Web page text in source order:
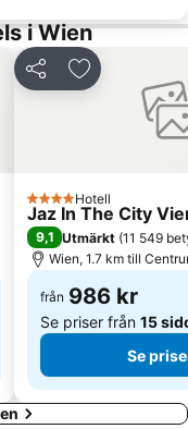
Stadthalle
Stadion
Hauptstraße
tågstation
City Tours - Tour 1
i Wien
Dela Lägg till i
4 Stjärnor
Hotell
Jaz In The City
9,1 Utmärkt (11 549
Wien, 1.7 km till
från 986 kr
Se priser från 15
Se